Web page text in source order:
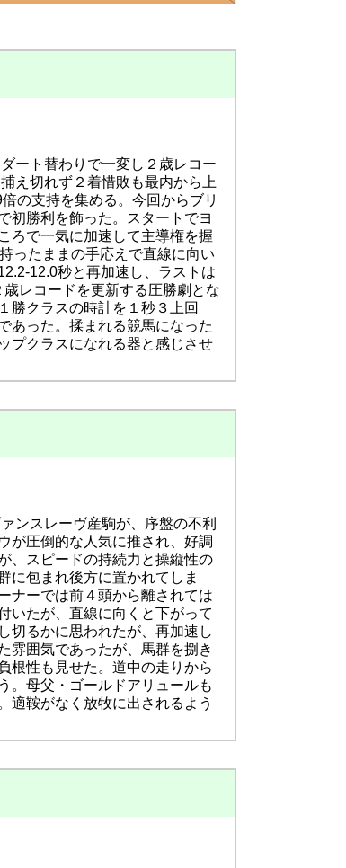
ート替わりで一変し２歳レコー
え切れず２着惜敗も最内から上
の支持を集める。今回からブリ
初勝利を飾った。スタートでヨ
ろで一気に加速して主導権を握
ったままの手応えで直線に向い
12.0秒と再加速し、ラストは
レコードを更新する圧勝劇とな
勝クラスの時計を１秒３上回
あった。揉まれる競馬になった
プクラスになれる器と感じさせ
ンスレーヴ産駒が、序盤の不利
が圧倒的な人気に推され、好調
、スピードの持続力と操縦性の
に包まれ後方に置かれてしま
ナーでは前４頭から離されては
いたが、直線に向くと下がって
切るかに思われたが、再加速し
雰囲気であったが、馬群を捌き
根性も見せた。道中の走りから
。母父・ゴールドアリュールも
適鞍がなく放牧に出されるよう